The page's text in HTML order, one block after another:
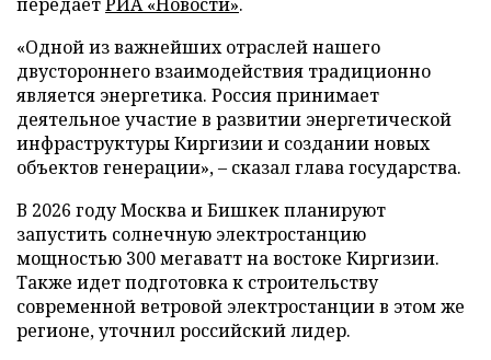
«Одной из важнейших отраслей нашего
двустороннего взаимодействия традиционно
является энергетика. Россия принимает
деятельное участие в развитии энергетической
инфраструктуры Киргизии и создании новых
объектов генерации», – сказал глава государства.
В 2026 году Москва и Бишкек планируют
запустить солнечную электростанцию
мощностью 300 мегаватт на востоке Киргизии.
Также идет подготовка к строительству
современной ветровой электростанции в этом же
регионе, уточнил российский лидер.